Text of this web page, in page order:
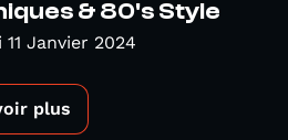
& 80's Style
11 Janvier 2024
plus